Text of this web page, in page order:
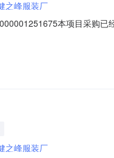
之峰服装厂
本项目采购
交金额（元）:13800（人
之峰服装厂